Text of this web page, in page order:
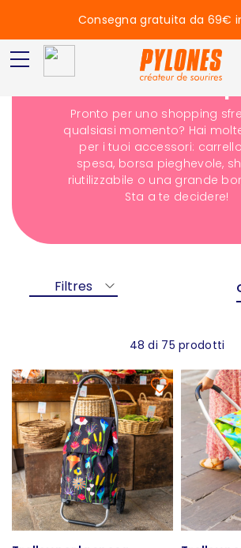
Borse della
Pronto per uno shopping
qualsiasi momento? Hai
per i tuoi accessori:
spesa, borsa pieghevole,
riutilizzabile o una grande
Sta a te decidere!
Filtres
48 di 75 prodotti
Consegna gratuita da 69€